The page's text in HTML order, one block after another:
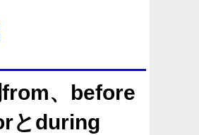
from、before
とduring